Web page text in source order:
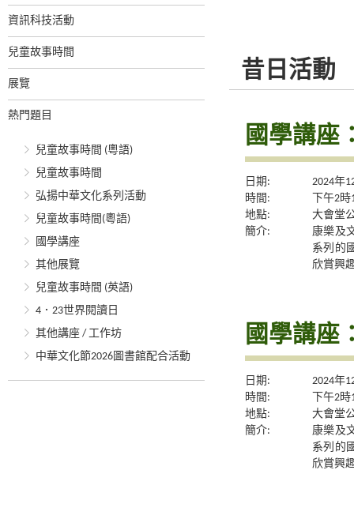
資訊科技活動
兒童故事時間
展覽
熱門題目
兒童故事時間 (粵語)
兒童故事時間
弘揚中華文化系列活動
兒童故事時間(粵語)
國學講座
其他展覽
兒童故事時間 (英語)
4．23世界閱讀日
其他講座 / 工作坊
中華文化節2026圖書館配合活動
昔日活動
國學講座
日期:
2024年
時間:
下午2
地點:
大會堂
簡介:
康樂及
系列的
欣賞興
國學講座
日期:
2024年
時間:
下午2
地點:
大會堂
簡介:
康樂及
系列的
欣賞興